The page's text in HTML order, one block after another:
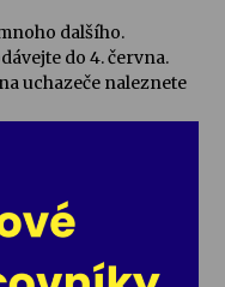
dalšího.
do 4. června.
uchazeče naleznete